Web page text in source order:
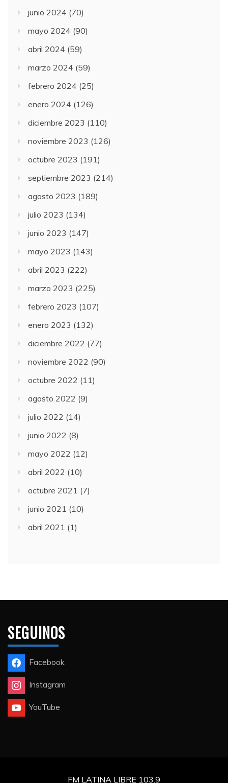
junio 2024 (70)
mayo 2024 (90)
abril 2024 (59)
marzo 2024 (59)
febrero 2024 (25)
enero 2024 (126)
diciembre 2023 (110)
noviembre 2023 (126)
octubre 2023 (191)
septiembre 2023 (214)
agosto 2023 (189)
julio 2023 (134)
junio 2023 (147)
mayo 2023 (143)
abril 2023 (222)
marzo 2023 (225)
febrero 2023 (107)
enero 2023 (132)
diciembre 2022 (77)
noviembre 2022 (90)
octubre 2022 (11)
agosto 2022 (9)
julio 2022 (14)
junio 2022 (8)
mayo 2022 (12)
abril 2022 (10)
octubre 2021 (7)
junio 2021 (10)
abril 2021 (1)
SEGUINOS
Facebook
Instagram
YouTube
FM LATINA LIBRE 103.9